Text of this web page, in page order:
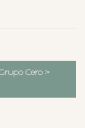
Cero >